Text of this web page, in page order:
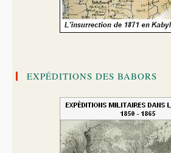
EXPÉDITIONS DES BABORS